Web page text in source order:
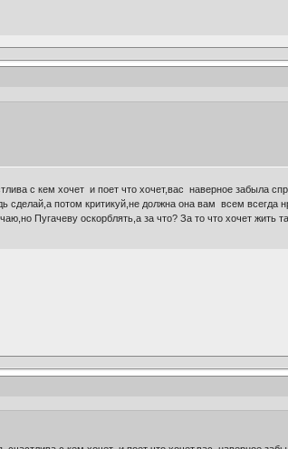
с кем хочет и поет что хочет,вас наверное забыла
сделай,а потом критикуй,не должна она вам всем
Пугачеву оскорблять,а за что? За то что хочет жить